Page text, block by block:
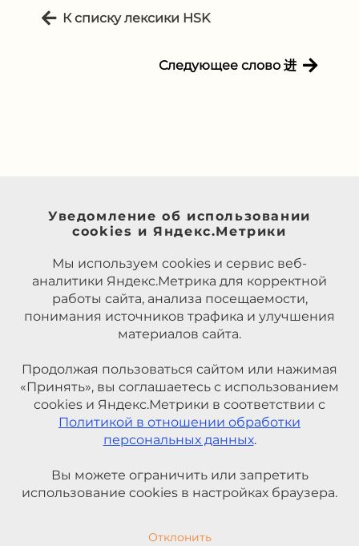
К списку лексики HSK
Следующее слово 进
Уведомление об использовании
cookies и Яндекс.Метрики
Мы используем cookies и сервис веб-
аналитики Яндекс.Метрика для корректной
работы сайта, анализа посещаемости,
понимания источников трафика и улучшения
материалов сайта.
Продолжая пользоваться сайтом или нажимая
«Принять», вы соглашаетесь с использованием
cookies и Яндекс.Метрики в соответствии с
Политикой в отношении обработки
персональных данных.
Вы можете ограничить или запретить
использование cookies в настройках браузера.
Отклонить